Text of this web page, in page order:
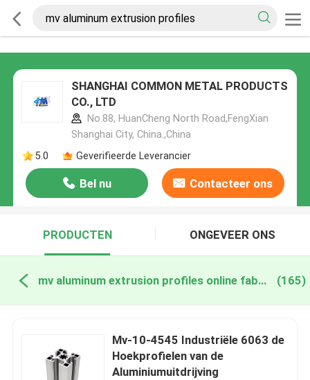
SHANGHAI COMMON METAL PRODUCTS
CO., LTD
No.88, HuanCheng North Road,FengXian
Shanghai City, China.,China
5.0
Geverifieerde Leverancier
Bel nu Contacteer ons
PRODUCTEN ONGEVEER ONS
mv aluminum extrusion profiles online fabricage (165)
Mv-10-4545 Industriële 6063 de
Hoekprofielen van de
Aluminiumuitdrijving